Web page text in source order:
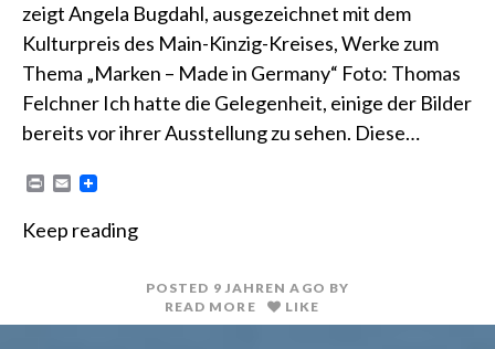
zeigt Angela Bugdahl, ausgezeichnet mit dem
Kulturpreis des Main-Kinzig-Kreises, Werke zum
Thema „Marken – Made in Germany“ Foto: Thomas
Felchner Ich hatte die Gelegenheit, einige der Bilder
bereits vor ihrer Ausstellung zu sehen. Diese…
n
E
i
Keep reading
POSTED 9 JAHREN AGO BY
READ MORE
LIKE